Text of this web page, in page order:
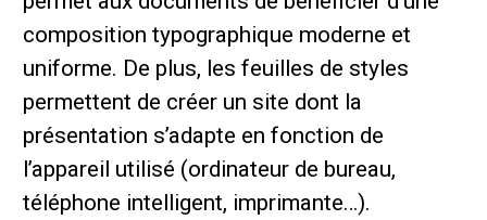
composition typographique moderne et
uniforme. De plus, les feuilles de styles
permettent de créer un site dont la
présentation s’adapte en fonction de
l’appareil utilisé (ordinateur de bureau,
téléphone intelligent, imprimante…).